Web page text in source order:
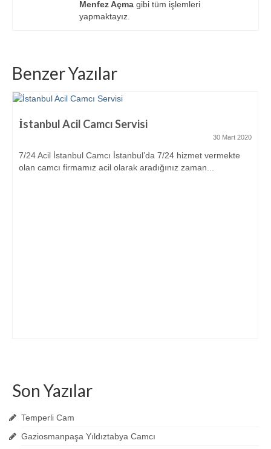
Menfez Açma gibi tüm işlemleri
yapmaktayız.
Benzer Yazılar
İstanbul Acil Camcı Servisi
30 Mart 2020
7/24 Acil İstanbul Camcı İstanbul’da 7/24 hizmet vermekte
olan camcı firmamız acil olarak aradığınız zaman...
Son Yazılar
Temperli Cam
Gaziosmanpaşa Yıldıztabya Camcı